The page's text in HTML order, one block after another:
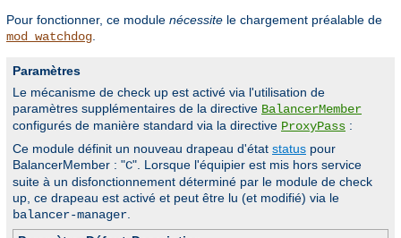
Pour fonctionner, ce module nécessite le chargement préalable de
mod_watchdog
Paramètres
Le mécanisme de check up est activé via l'utilisation de
paramètres supplémentaires de la directive BalancerMember
configurés de manière standard via la directive ProxyPass :
Ce module définit un nouveau drapeau d'état status pour
BalancerMember : "C". Lorsque l'équipier est mis hors service
suite à un disfonctionnement déterminé par le module de check
up, ce drapeau est activé et peut être lu (et modifié) via le
balancer-manager